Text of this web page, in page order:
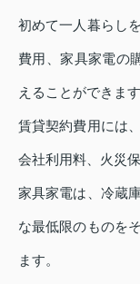
初めて一人暮らし
費用、家具家電の
えることができます
賃貸契約費用には
会社利用料、火災
家具家電は、冷蔵
な最低限のものを
ます。